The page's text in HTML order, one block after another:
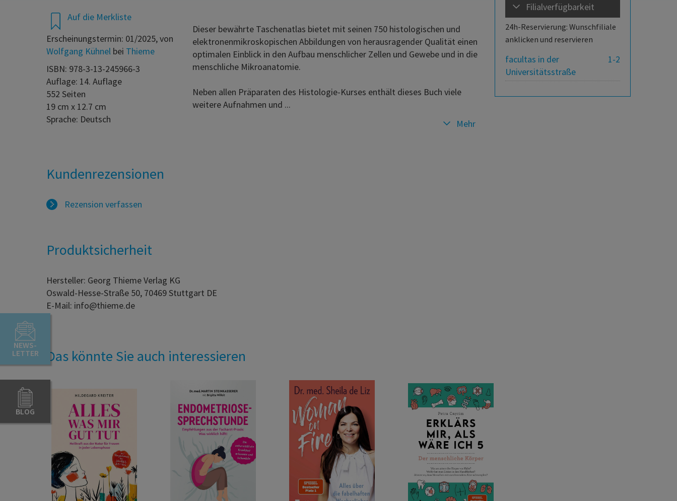
NEWS-
LETTER
BLOG
Filialverfügbarkeit
24h-Reservierung: Wunschfiliale
anklicken und reservieren
1-2
facultas in der
Universitätsstraße
Auf die Merkliste
Erscheinungstermin: 01/2025, von
Wolfgang Kühnel bei Thieme
ISBN: 978-3-13-245966-3
Auflage: 14. Auflage
552 Seiten
19 cm x 12.7 cm
Sprache: Deutsch
Dieser bewährte Taschenatlas bietet mit seinen 750 histologischen und
elektronenmikroskopischen Abbildungen von herausragender Qualität einen
optimalen Einblick in den Aufbau menschlicher Zellen und Gewebe und in die
menschliche Mikroanatomie.
Neben allen Präparaten des Histologie-Kurses enthält dieses Buch viele
weitere Aufnahmen und ...
Mehr
Kundenrezensionen
Rezension verfassen
Produktsicherheit
Hersteller: Georg Thieme Verlag KG
Oswald-Hesse-Straße 50, 70469 Stuttgart DE
E-Mail: info@thieme.de
Das könnte Sie auch interessieren